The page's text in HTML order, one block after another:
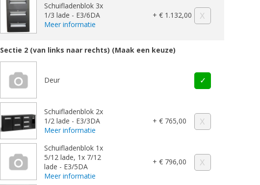
Schuifladenblok 3x
1/3 lade - E3/6DA
Meer informatie
+ € 1.132,00
Sectie 2 (van links naar rechts) (Maak een keuze)
Deur
Schuifladenblok 2x
1/2 lade - E3/3DA
Meer informatie
+ € 765,00
Schuifladenblok 1x
5/12 lade, 1x 7/12
lade - E3/5DA
Meer informatie
+ € 796,00